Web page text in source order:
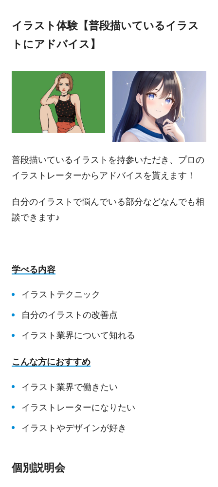
イラスト体験【普段描いているイラス
トにアドバイス】
普段描いているイラストを持参いただき、プロの
イラストレーターからアドバイスを貰えます！
自分のイラストで悩んでいる部分などなんでも相
談できます♪
学べる内容
イラストテクニック
自分のイラストの改善点
イラスト業界について知れる
こんな方におすすめ
イラスト業界で働きたい
イラストレーターになりたい
イラストやデザインが好き
個別説明会